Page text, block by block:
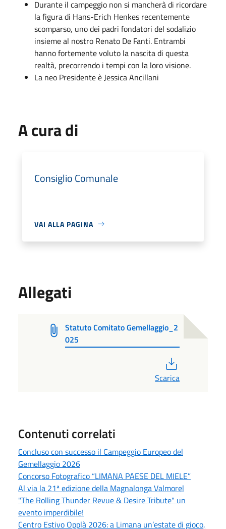
Durante il campeggio non si mancherà di ricordare
la figura di Hans-Erich Henkes recentemente
scomparso, uno dei padri fondatori del sodalizio
insieme al nostro Renato De Fanti. Entrambi
hanno fortemente voluto la nascita di questa
realtà, precorrendo i tempi con la loro visione.
La neo Presidente è Jessica Ancillani
A cura di
Consiglio Comunale
VAI ALLA PAGINA
Allegati
Statuto Comitato Gemellaggio_2
025
Scarica
Contenuti correlati
Concluso con successo il Campeggio Europeo del
Gemellaggio 2026
Concorso Fotografico “LIMANA PAESE DEL MIELE”
Al via la 21ª edizione della Magnalonga Valmorel
"The Rolling Thunder Revue & Desire Tribute" un
evento imperdibile!
Centro Estivo Opplà 2026: a Limana un’estate di gioco,